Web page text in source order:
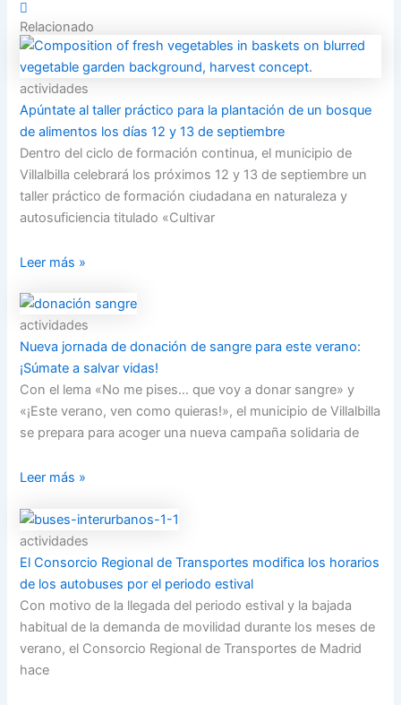
Relacionado
actividades
Apúntate al taller práctico para la plantación de un bosque
de alimentos los días 12 y 13 de septiembre
Dentro del ciclo de formación continua, el municipio de
Villalbilla celebrará los próximos 12 y 13 de septiembre un
taller práctico de formación ciudadana en naturaleza y
autosuficiencia titulado «Cultivar
Leer más »
actividades
Nueva jornada de donación de sangre para este verano:
¡Súmate a salvar vidas!
Con el lema «No me pises… que voy a donar sangre» y
«¡Este verano, ven como quieras!», el municipio de Villalbilla
se prepara para acoger una nueva campaña solidaria de
Leer más »
actividades
El Consorcio Regional de Transportes modifica los horarios
de los autobuses por el periodo estival
Con motivo de la llegada del periodo estival y la bajada
habitual de la demanda de movilidad durante los meses de
verano, el Consorcio Regional de Transportes de Madrid
hace